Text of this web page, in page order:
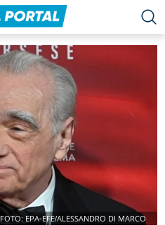
FOTO: EPA-EFE/ALESSANDRO DI MARCO